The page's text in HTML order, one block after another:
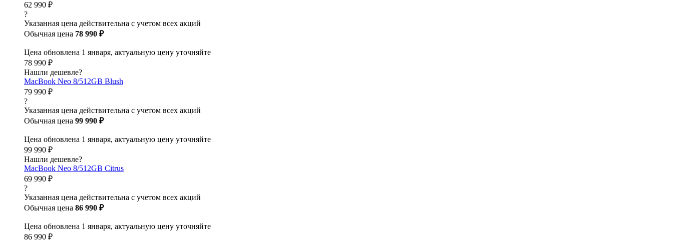
62 990 ₽
?
Указанная цена действительна с учетом всех акций
Обычная цена 78 990 ₽
Цена обновлена 1 января, актуальную цену уточняйте
78 990 ₽
Нашли дешевле?
MacBook Neo 8/512GB Blush
79 990 ₽
?
Указанная цена действительна с учетом всех акций
Обычная цена 99 990 ₽
Цена обновлена 1 января, актуальную цену уточняйте
99 990 ₽
Нашли дешевле?
MacBook Neo 8/512GB Citrus
69 990 ₽
?
Указанная цена действительна с учетом всех акций
Обычная цена 86 990 ₽
Цена обновлена 1 января, актуальную цену уточняйте
86 990 ₽